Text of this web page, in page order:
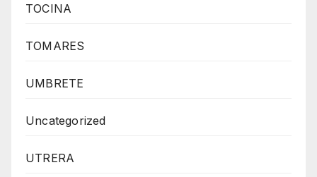
TOCINA
TOMARES
UMBRETE
Uncategorized
UTRERA